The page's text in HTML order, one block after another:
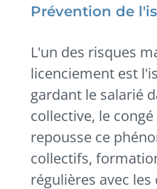
Prévention de
L'un des risques
licenciement est
gardant le salarié
collective, le
repousse ce
collectifs,
régulières avec les